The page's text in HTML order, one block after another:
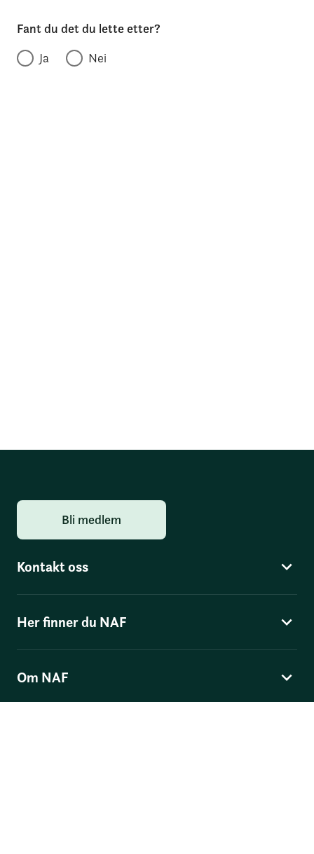
Fant du det du lette etter?
Ja
Nei
Bli medlem
Kontakt oss
Her finner du NAF
Om NAF